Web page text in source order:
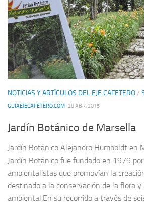
NOTICIAS Y ARTÍCULOS DEL EJE CAFETERO/
GUIAEJECAFETERO.COM · 28 ABR, 2015
Jardín Botánico de Marsella
Jardín Botánico Alejandro Humboldt en
Jardín Botánico fue fundado en 1979
ambientalistas que promovían la
destinado a la conservación de la flora y
ambiental.En su recorrido a través de